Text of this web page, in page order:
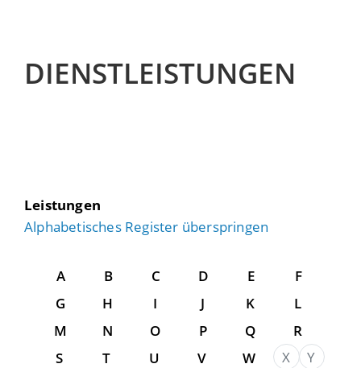
DIENSTLEISTUNGEN
Leistungen
Alphabetisches Register überspringen
A B C D E
F
G
H I J K
L
M
N O P Q
R
S
T U V W X
Y